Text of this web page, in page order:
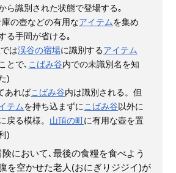
ら識別された状態で登場する｡
の壺などの有用なアイテムを集め
る手間が省ける｡
は渓谷の宿場に識別するアイテム
とで､ こばみ谷内での未識別名を知
)
あればこばみ谷内は識別される。但
テムを持ち込まずにこばみ谷以外に
戻る模様。 山頂の町に有用な壺を置
)
険において､最後の食糧を食べよう
を空かせた老人(おにぎりジジイ)が